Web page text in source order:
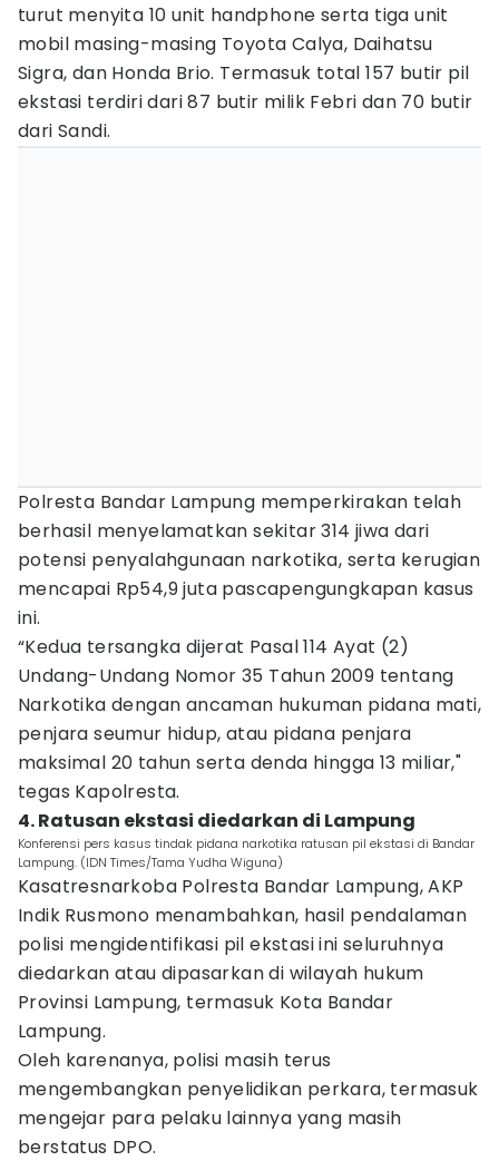
turut menyita 10 unit handphone serta tiga unit
mobil masing-masing Toyota Calya, Daihatsu
Sigra, dan Honda Brio. Termasuk total 157 butir pil
ekstasi terdiri dari 87 butir milik Febri dan 70 butir
dari Sandi.
Polresta Bandar Lampung memperkirakan telah
berhasil menyelamatkan sekitar 314 jiwa dari
potensi penyalahgunaan narkotika, serta kerugian
mencapai Rp54,9 juta pascapengungkapan kasus
ini.
“Kedua tersangka dijerat Pasal 114 Ayat (2)
Undang-Undang Nomor 35 Tahun 2009 tentang
Narkotika dengan ancaman hukuman pidana mati,
penjara seumur hidup, atau pidana penjara
maksimal 20 tahun serta denda hingga 13 miliar,"
tegas Kapolresta.
4. Ratusan ekstasi diedarkan di Lampung
Konferensi pers kasus tindak pidana narkotika ratusan pil ekstasi di Bandar
Lampung. (IDN Times/Tama Yudha Wiguna)
Kasatresnarkoba Polresta Bandar Lampung, AKP
Indik Rusmono menambahkan, hasil pendalaman
polisi mengidentifikasi pil ekstasi ini seluruhnya
diedarkan atau dipasarkan di wilayah hukum
Provinsi Lampung, termasuk Kota Bandar
Lampung.
Oleh karenanya, polisi masih terus
mengembangkan penyelidikan perkara, termasuk
mengejar para pelaku lainnya yang masih
berstatus DPO.